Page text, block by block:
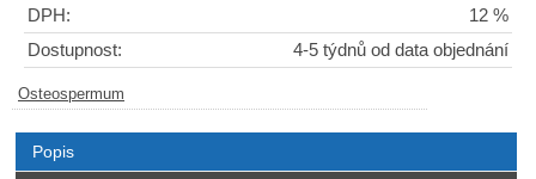
DPH:
12 %
Dostupnost:
4-5 týdnů od data objednání
Osteospermum
Popis